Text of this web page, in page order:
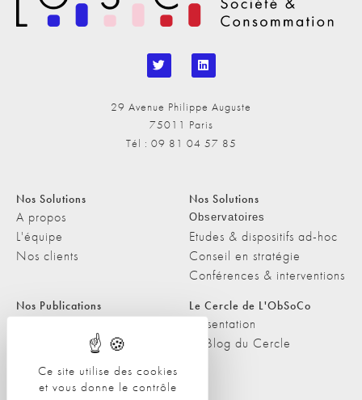
Ce site utilise des cookies
et vous donne le contrôle
29 Avenue Philippe Auguste
75011 Paris
Tél : 09 81 04 57 85
Nos Solutions
A propos
L'équipe
Nos clients
Nos Solutions
Observatoires
Etudes & dispositifs ad-hoc
Conseil en stratégie
Conférences & interventions
Nos Publications
Les Podcasts de L'ObSoCo
L'ObSoCo dans les médias
Le Cercle de L'ObSoCo
Présentation
Le Blog du Cercle
Contacts